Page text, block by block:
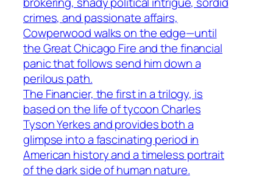
crimes, and passionate affairs,
Cowperwood walks on the edge—until
the Great Chicago Fire and the financial
panic that follows send him down a
perilous path.
The Financier, the first in a trilogy, is
based on the life of tycoon Charles
Tyson Yerkes and provides both a
glimpse into a fascinating period in
American history and a timeless portrait
of the dark side of human nature.